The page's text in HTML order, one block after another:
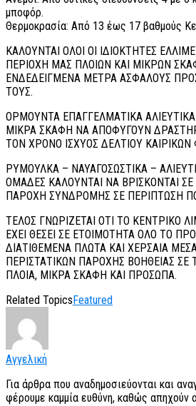
μποφόρ.
Θερμοκρασία: Από 13 έως 17 βαθμούς
ΚΑΛΟΥΝΤΑΙ ΟΛΟΙ ΟΙ ΙΔΙΟΚΤΗΤΕΣ
ΠΕΡΙΟΧΗ ΜΑΣ ΠΛΟΙΩΝ ΚΑΙ ΜΙΚΡΩΝ
ΕΝΔΕΔΕΙΓΜΕΝΑ ΜΕΤΡΑ ΑΣΦΑΛΟΥΣ
ΤΟΥΣ.
ΟΡΜΟΥΝΤΑ ΕΠΑΓΓΕΛΜΑΤΙΚΑ
ΜΙΚΡΑ ΣΚΑΦΗ ΝΑ ΑΠΟΦΥΓΟΥΝ
ΤΟΝ ΧΡΟΝΟ ΙΣΧΥΟΣ ΔΕΛΤΙΟΥ
ΡΥΜΟΥΛΚΑ – ΝΑΥΑΓΟΣΩΣΤΙΚΑ –
ΟΜΑΔΕΣ ΚΑΛΟΥΝΤΑΙ ΝΑ ΒΡΙΣΚΟΝΤΑΙ
ΠΑΡΟΧΗ ΣΥΝΔΡΟΜΗΣ ΣΕ ΠΕΡΙΠΤΩΣΗ
ΤΕΛΟΣ ΓΝΩΡΙΖΕΤΑΙ ΟΤΙ ΤΟ ΚΕΝΤΡΙΚΟ
ΕΧΕΙ ΘΕΣΕΙ ΣΕ ΕΤΟΙΜΟΤΗΤΑ ΟΛΟ ΤΟ
ΔΙΑΤΙΘΕΜΕΝΑ ΠΛΩΤΑ ΚΑΙ ΧΕΡΣΑΙΑ
ΠΕΡΙΣΤΑΤΙΚΩΝ ΠΑΡΟΧΗΣ ΒΟΗΘΕΙΑΣ
ΠΛΟΙΑ, ΜΙΚΡΑ ΣΚΑΦΗ ΚΑΙ ΠΡΟΣΩΠΑ.
Related Topics Featured
Αγγελική
Για άρθρα που αναδημοσιεύονται και
φέρουμε καμμία ευθύνη, καθώς απηχούν